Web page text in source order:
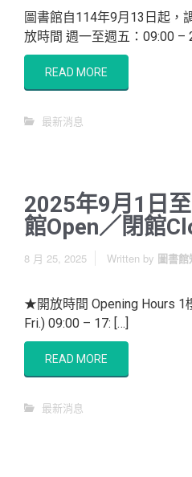
圖書館自114年9月13日起，
放時間 週一至週五：09:00 –
READ MORE
最新消息
2025年9月1日
館Open／閉館
8 月 25, 2025 Written by 圖書
★開放時間 Opening Hours 1
Fri.) 09:00 – 17: […]
READ MORE
最新消息